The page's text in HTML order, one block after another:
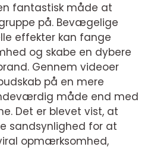
fantastisk måde at
på. Bevægelige
effekter kan fange
og skabe en dybere
Gennem videoer
på en mere
måde end med
Det er blevet vist, at
sandsynlighed for at
opmærksomhed,